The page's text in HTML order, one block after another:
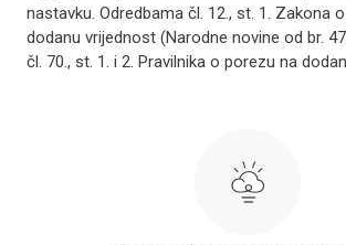
nastavku. Odredbama čl. 12., st. 1. Zakona
dodanu vrijednost (Narodne novine od br.
čl. 70., st. 1. i 2. Pravilnika o porezu na